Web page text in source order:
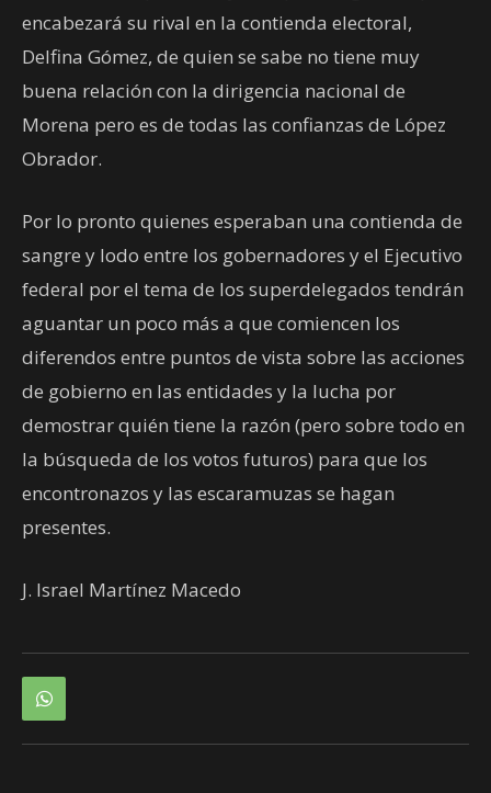
encabezará su rival en la contienda electoral,
Delfina Gómez, de quien se sabe no tiene muy
buena relación con la dirigencia nacional de
Morena pero es de todas las confianzas de López
Obrador.
Por lo pronto quienes esperaban una contienda de
sangre y lodo entre los gobernadores y el Ejecutivo
federal por el tema de los superdelegados tendrán
aguantar un poco más a que comiencen los
diferendos entre puntos de vista sobre las acciones
de gobierno en las entidades y la lucha por
demostrar quién tiene la razón (pero sobre todo en
la búsqueda de los votos futuros) para que los
encontronazos y las escaramuzas se hagan
presentes.
J. Israel Martínez Macedo